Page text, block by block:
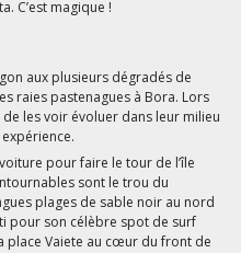
C’est magique !
aux plusieurs dégradés de
raies pastenagues à Bora. Lors
de les voir évoluer dans leur milieu
pour faire le tour de l’île
sont le trou du
plages de sable noir au nord
pour son célèbre spot de surf
place Vaiete au cœur du front de